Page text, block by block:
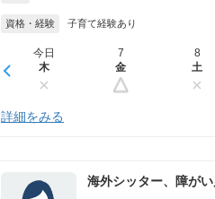
資格・経験 子育て経験あり
今日
木
7
金
8
土
詳細をみる
海外シッター、障が